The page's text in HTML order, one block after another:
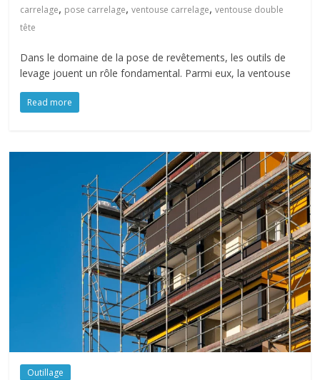
carrelage, pose carrelage,ventouse carrelage,ventouse double
tête
Dans le domaine de la pose de revêtements, les outils de
levage jouent un rôle fondamental. Parmi eux, la ventouse
Read more
Outillage